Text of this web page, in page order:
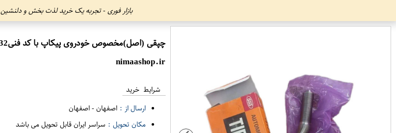
بازار فوری - تجربه یک خرید لذت بخش و دلنشین
چپقی (اصل)مخصوص خودروی پیکاپ با کد فنیES4832برند 555 فروشگاه مگاموتور
nimaashop.ir
شرایط خرید
ارسال از : اصفهان-اصفهان
مکان تحویل : سراسر ایران قابل تحویل می باشد